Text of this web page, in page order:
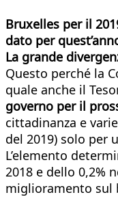
Bruxelles per il
dato per
La grande
Questo perché la
quale anche il
governo per il
cittadinanza e
del 2019) solo per
L’elemento
2018 e dello 0,2%
miglioramento sul